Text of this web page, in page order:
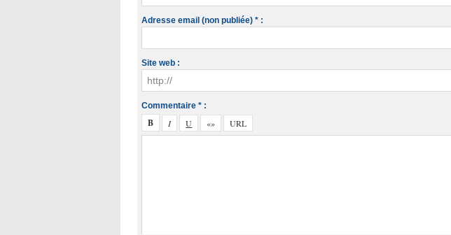
Adresse email (non publiée) * :
Site web :
Commentaire * :